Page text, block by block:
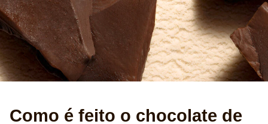
Como é feito o chocolate de